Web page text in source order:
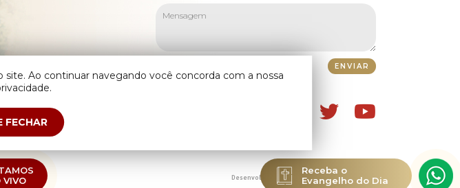
site. Ao continuar navegando você concorda com a nossa
FECHAR
VIVO
Receba o
Evangelho do Dia